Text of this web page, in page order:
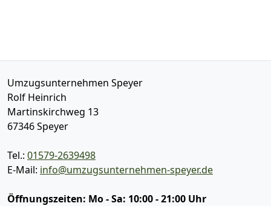
Umzugsunternehmen Speyer
Rolf Heinrich
Martinskirchweg 13
67346Speyer
Tel.: 01579-2639498
E-Mail: info@umzugsunternehmen-speyer.de
Öffnungszeiten: Mo - Sa: 10:00 - 21:00 Uhr